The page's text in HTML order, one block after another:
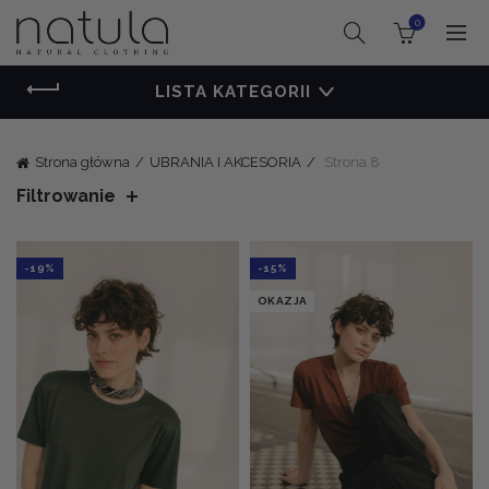
0
LISTA KATEGORII
Strona główna UBRANIA I AKCESORIA Strona 8
Filtrowanie
-19% -15%
OKAZJA